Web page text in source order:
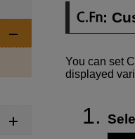
:
You can set
displayed